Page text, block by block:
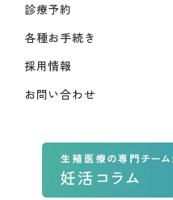
診療予約
各種お手続き
採用情報
お問い合わせ